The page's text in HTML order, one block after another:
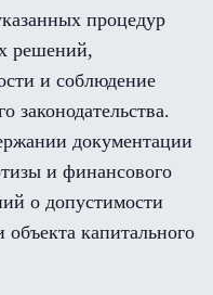
процедур
решений,
и соблюдение
законодательства.
документации
и финансового
о допустимости
капитального